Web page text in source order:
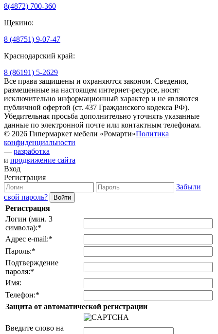
8(4872) 700-360
Щекино:
8 (48751) 9-07-47
Краснодарский край:
8 (86191) 5-2629
Все права защищены и охраняются законом. Сведения,
размещенные на настоящем интернет-ресурсе, носят
исключительно информационный характер и не являются
публичной офертой (ст. 437 Гражданского кодекса РФ).
Убедительная просьба дополнительно уточнять указанные
данные по электронной почте или контактным телефонам.
© 2026 Гипермаркет мебели «Ромарти»Политика
конфиденциальности
— разработка
и продвижение сайта
Вход
Регистрация
Забыли
свой пароль?
Регистрация
Логин (мин. 3
символа):*
Адрес e-mail:*
Пароль:*
Подтверждение
пароля:*
Имя:
Телефон:*
Защита от автоматической регистрации
Введите слово на